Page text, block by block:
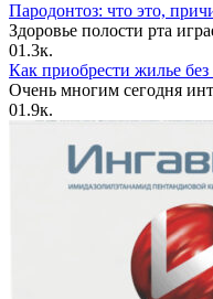
Пародонтоз: что это,
Здоровье полости рта
01.3к.
Как приобрести жилье без
Очень многим сегодня
01.9к.